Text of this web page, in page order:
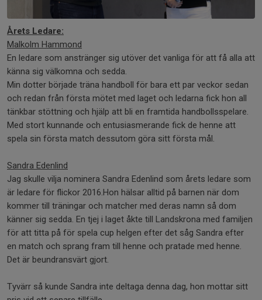
Årets Ledare:
Malkolm Hammond
En ledare som anstränger sig utöver det vanliga för att få alla att
känna sig välkomna och sedda.
Min dotter började träna handboll för bara ett par veckor sedan
och redan från första mötet med laget och ledarna fick hon all
tänkbar stöttning och hjälp att bli en framtida handbollsspelare.
Med stort kunnande och entusiasmerande fick de henne att
spela sin första match dessutom göra sitt första mål.
Sandra Edenlind
Jag skulle vilja nominera Sandra Edenlind som årets ledare som
är ledare för flickor 2016.Hon hälsar alltid på barnen när dom
kommer till träningar och matcher med deras namn så dom
känner sig sedda. En tjej i laget åkte till Landskrona med familjen
för att titta på för spela cup helgen efter det såg Sandra efter
en match och sprang fram till henne och pratade med henne.
Det är beundransvärt gjort.
Tyvärr så kunde Sandra inte deltaga denna dag, hon mottar sitt